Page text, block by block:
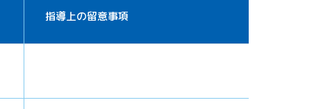
指導上の留意事項